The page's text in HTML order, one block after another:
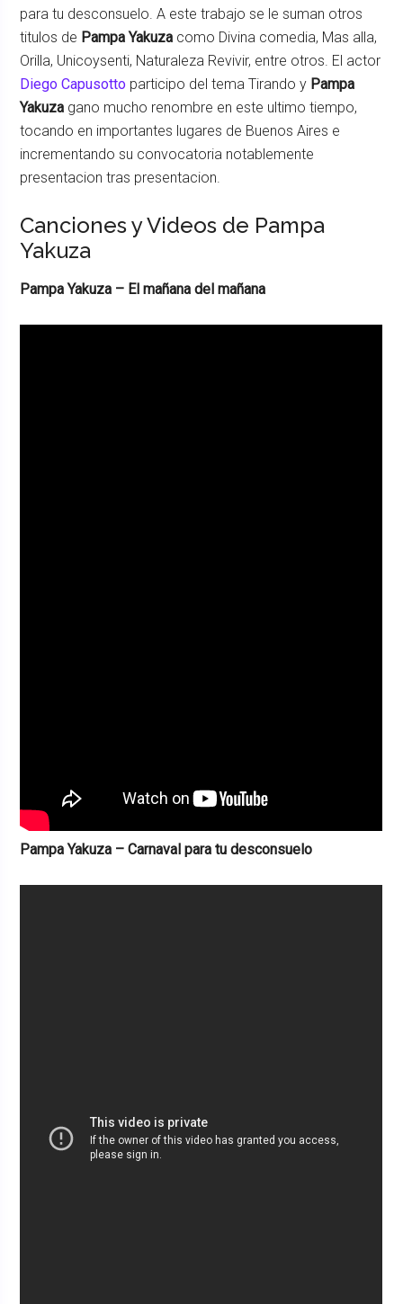
para tu desconsuelo. A este trabajo se le suman otros
titulos de Pampa Yakuza como Divina comedia, Mas alla,
Orilla, Unicoysenti, Naturaleza Revivir, entre otros. El actor
Diego Capusotto participo del tema Tirando y Pampa
Yakuza gano mucho renombre en este ultimo tiempo,
tocando en importantes lugares de Buenos Aires e
incrementando su convocatoria notablemente
presentacion tras presentacion.
Canciones y Videos de Pampa
Yakuza
Pampa Yakuza – El mañana del mañana
Pampa Yakuza – Carnaval para tu desconsuelo